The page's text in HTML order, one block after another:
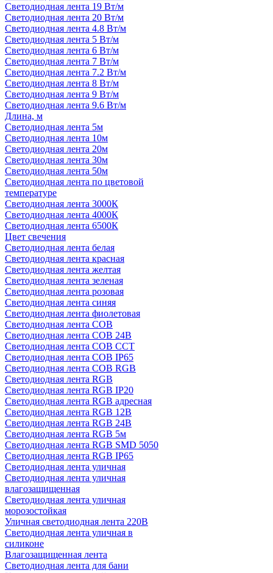
Светодиодная лента 19 Вт/м
Светодиодная лента 20 Вт/м
Светодиодная лента 4.8 Вт/м
Светодиодная лента 5 Вт/м
Светодиодная лента 6 Вт/м
Светодиодная лента 7 Вт/м
Светодиодная лента 7.2 Вт/м
Светодиодная лента 8 Вт/м
Светодиодная лента 9 Вт/м
Светодиодная лента 9.6 Вт/м
Длина, м
Светодиодная лента 5м
Светодиодная лента 10м
Светодиодная лента 20м
Светодиодная лента 30м
Светодиодная лента 50м
Светодиодная лента по цветовой
температуре
Светодиодная лента 3000К
Светодиодная лента 4000К
Светодиодная лента 6500К
Цвет свечения
Светодиодная лента белая
Светодиодная лента красная
Светодиодная лента желтая
Светодиодная лента зеленая
Светодиодная лента розовая
Светодиодная лента синяя
Светодиодная лента фиолетовая
Светодиодная лента COB
Светодиодная лента COB 24В
Светодиодная лента COB CCT
Светодиодная лента COB IP65
Светодиодная лента COB RGB
Светодиодная лента RGB
Светодиодная лента RGB IP20
Светодиодная лента RGB адресная
Светодиодная лента RGB 12В
Светодиодная лента RGB 24В
Светодиодная лента RGB 5м
Светодиодная лента RGB SMD 5050
Светодиодная лента RGB IP65
Светодиодная лента уличная
Светодиодная лента уличная
влагозащищенная
Светодиодная лента уличная
морозостойкая
Уличная светодиодная лента 220В
Светодиодная лента уличная в
силиконе
Влагозащищенная лента
Светодиодная лента для бани